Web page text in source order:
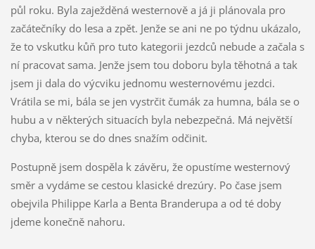
půl roku. Byla zaježděná westernově a já ji plánovala pro
začátečníky do lesa a zpět. Jenže se ani ne po týdnu ukázalo,
že to vskutku kůň pro tuto kategorii jezdců nebude a začala s
ní pracovat sama. Jenže jsem tou doboru byla těhotná a tak
jsem ji dala do výcviku jednomu westernovému jezdci.
Vrátila se mi, bála se jen vystrčit čumák za humna, bála se o
hubu a v některých situacích byla nebezpečná. Má největší
chyba, kterou se do dnes snažím odčinit.
Postupně jsem dospěla k závěru, že opustíme westernový
směr a vydáme se cestou klasické drezúry. Po čase jsem
obejvila Philippe Karla a Benta Branderupa a od té doby
jdeme konečně nahoru.